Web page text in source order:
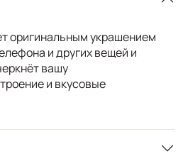
оригинальным украшением
и других вещей и
вашу
и вкусовые